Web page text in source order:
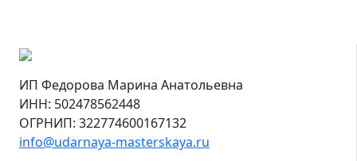
ИП Федорова Марина Анатольевна
ИНН: 502478562448
ОГРНИП: 322774600167132
info@udarnaya-masterskaya.ru